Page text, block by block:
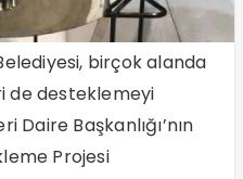
birçok alanda
de desteklemeyi
Daire Başkanlığı’nın
Projesi